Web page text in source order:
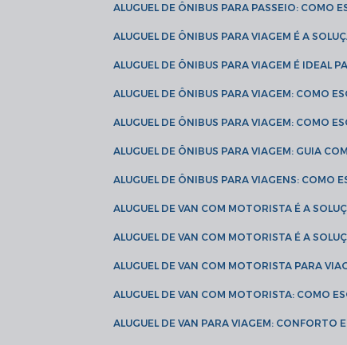
ALUGUEL DE ÔNIBUS PARA PASSEIO: COMO
ALUGUEL DE ÔNIBUS PARA VIAGEM É A
ALUGUEL DE ÔNIBUS PARA VIAGEM É IDEAL
ALUGUEL DE ÔNIBUS PARA VIAGEM: COMO
ALUGUEL DE ÔNIBUS PARA VIAGEM: COMO
ALUGUEL DE ÔNIBUS PARA VIAGEM: GUIA
ALUGUEL DE ÔNIBUS PARA VIAGENS: COMO
ALUGUEL DE VAN COM MOTORISTA É A
ALUGUEL DE VAN COM MOTORISTA É A
ALUGUEL DE VAN COM MOTORISTA PARA
ALUGUEL DE VAN COM MOTORISTA: COMO
ALUGUEL DE VAN PARA VIAGEM: CONFORTO